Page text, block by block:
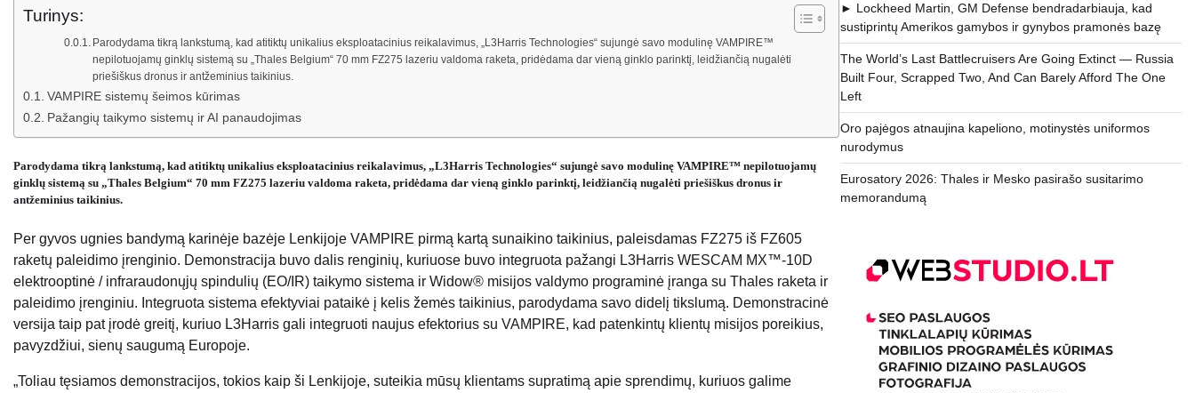
Turinys:
Parodydama tikrą lankstumą, kad atitiktų unikalius eksploatacinius reikalavimus, „L3Harris Technologies“ sujungė savo modulinę VAMPIRE™
nepilotuojamų ginklų sistemą su „Thales Belgium“ 70 mm FZ275 lazeriu valdoma raketa, pridėdama dar vieną ginklo parinktį, leidžiančią nugalėti
priešiškus dronus ir antžeminius taikinius.
VAMPIRE sistemų šeimos kūrimas
Pažangių taikymo sistemų ir AI panaudojimas
Parodydama tikrą lankstumą, kad atitiktų unikalius eksploatacinius reikalavimus, „L3Harris Technologies“ sujungė savo modulinę VAMPIRE™ nepilotuojamų
ginklų sistemą su „Thales Belgium“ 70 mm FZ275 lazeriu valdoma raketa, pridėdama dar vieną ginklo parinktį, leidžiančią nugalėti priešiškus dronus ir
antžeminius taikinius.
Per gyvos ugnies bandymą karinėje bazėje Lenkijoje VAMPIRE pirmą kartą sunaikino taikinius, paleisdamas FZ275 iš FZ605
raketų paleidimo įrenginio. Demonstracija buvo dalis renginių, kuriuose buvo integruota pažangi L3Harris WESCAM MX™-10D
elektrooptinė / infraraudonųjų spindulių (EO/IR) taikymo sistema ir Widow® misijos valdymo programinė įranga su Thales raketa ir
paleidimo įrenginiu. Integruota sistema efektyviai pataikė į kelis žemės taikinius, parodydama savo didelį tikslumą. Demonstracinė
versija taip pat įrodė greitį, kuriuo L3Harris gali integruoti naujus efektorius su VAMPIRE, kad patenkintų klientų misijos poreikius,
pavyzdžiui, sienų saugumą Europoje.
„Toliau tęsiamos demonstracijos, tokios kaip ši Lenkijoje, suteikia mūsų klientams supratimą apie sprendimų, kuriuos galime
► Lockheed Martin, GM Defense bendradarbiauja, kad
sustiprintų Amerikos gamybos ir gynybos pramonės bazę
The World’s Last Battlecruisers Are Going Extinct — Russia
Built Four, Scrapped Two, And Can Barely Afford The One
Left
Oro pajėgos atnaujina kapeliono, motinystės uniformos
nurodymus
Eurosatory 2026: Thales ir Mesko pasirašo susitarimo
memorandumą